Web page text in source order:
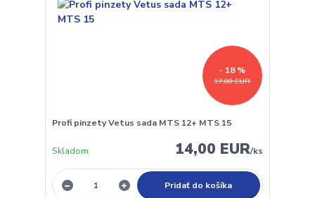
17,00 EUR
- 18 %
Profi pinzety Vetus sada MTS 12+ MTS 15
14,00 EUR/ks
Skladom
Pridať do košíka